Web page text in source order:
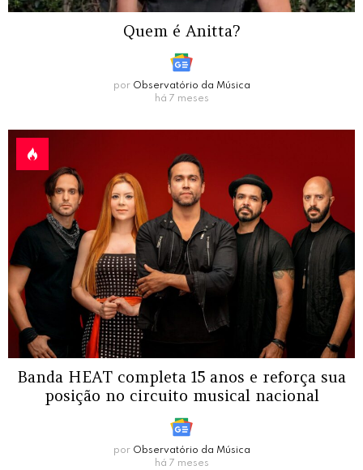
Quem é Anitta?
por Observatório da Música
há 7 meses
Banda HEAT completa 15 anos e reforça sua
posição no circuito musical nacional
por Observatório da Música
há 7 meses